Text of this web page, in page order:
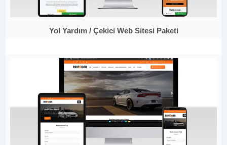
Yol Yardım / Çekici Web Sitesi Paketi